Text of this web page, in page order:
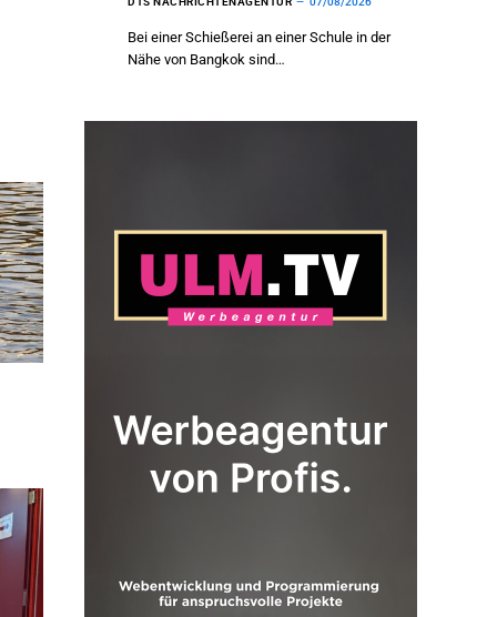
Bei einer Schießerei an einer Schule in der
Nähe von Bangkok sind…